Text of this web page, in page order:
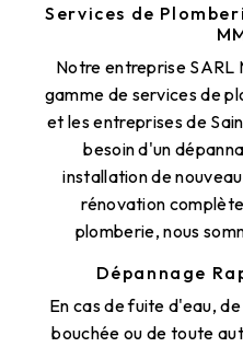
Services de
Notre entreprise SARL
gamme de services de
et les entreprises de
besoin d'un
installation de
rénovation
plomberie, nous
Dépannage
En cas de fuite d'eau,
bouchée ou de toute